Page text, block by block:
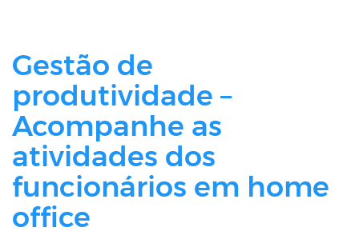
Gestão de
produtividade –
Acompanhe as
atividades dos
funcionários em home
office